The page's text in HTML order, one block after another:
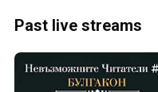
Past live streams